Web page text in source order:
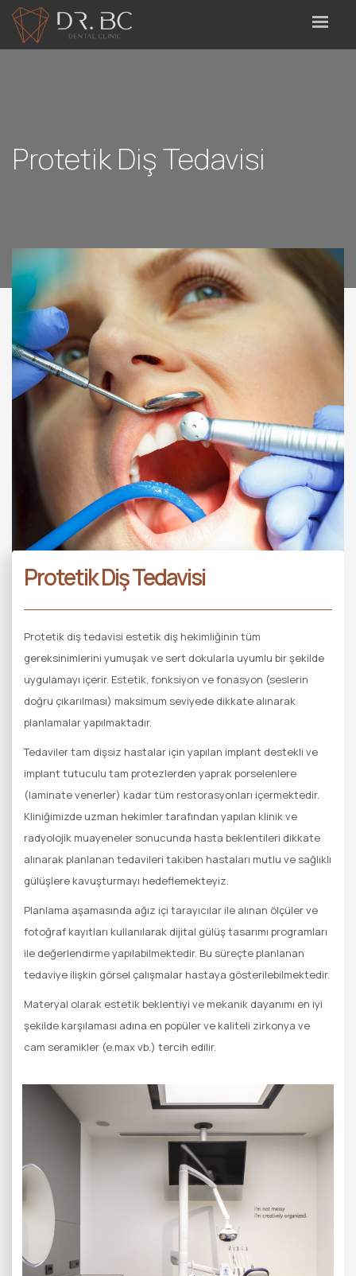
Protetik Diş Tedavisi
Protetik Diş Tedavisi
Protetik diş tedavisi estetik diş hekimliğinin tüm
gereksinimlerini yumuşak ve sert dokularla uyumlu bir şekilde
uygulamayı içerir. Estetik, fonksiyon ve fonasyon (seslerin
doğru çıkarılması) maksimum seviyede dikkate alınarak
planlamalar yapılmaktadır.
Tedaviler tam dişsiz hastalar için yapılan implant destekli ve
implant tutuculu tam protezlerden yaprak porselenlere
(laminate venerler) kadar tüm restorasyonları içermektedir.
Kliniğimizde uzman hekimler tarafından yapılan klinik ve
radyolojik muayeneler sonucunda hasta beklentileri dikkate
alınarak planlanan tedavileri takiben hastaları mutlu ve sağlıklı
gülüşlere kavuşturmayı hedeflemekteyiz.
Planlama aşamasında ağız içi tarayıcılar ile alınan ölçüler ve
fotoğraf kayıtları kullanılarak dijital gülüş tasarımı programları
ile değerlendirme yapılabilmektedir. Bu süreçte planlanan
tedaviye ilişkin görsel çalışmalar hastaya gösterilebilmektedir.
Materyal olarak estetik beklentiyi ve mekanik dayanımı en iyi
şekilde karşılaması adına en popüler ve kaliteli zirkonya ve
cam seramikler (e.max vb.) tercih edilir.